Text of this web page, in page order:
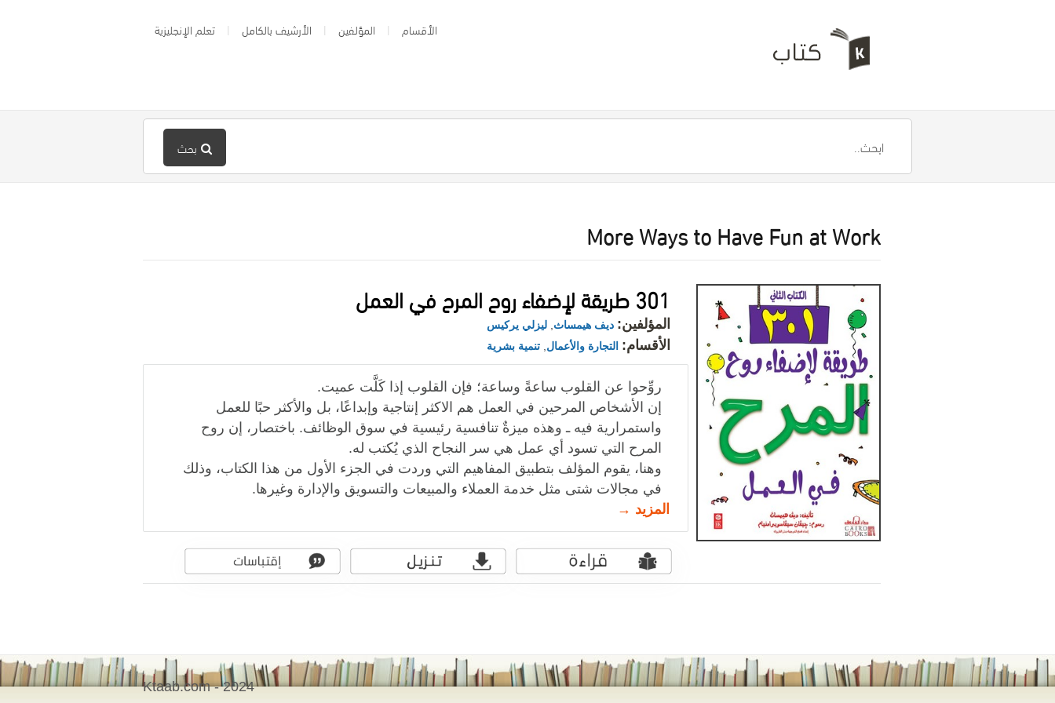
الأقسام المؤلفين الأرشيف بالكامل تعلم الإنجليزية
بحث
More Ways to Have Fun at Work
301 طريقة لإضفاء روح المرح في العمل
المؤلفين: ديف هيمساث ليزلي يركيس
الأقسام: التجارة والأعمال تنمية بشرية
روِّحوا عن القلوب ساعةً وساعة؛ فإن القلوب إذا كَلَّت عميت.
إن الأشخاص المرحين في العمل هم الاكثر إنتاجية وإبداعًا، بل والأكثر حبًا للعمل
واستمرارية فيه ـ وهذه ميزةٌ تنافسية رئيسية في سوق الوظائف. باختصار، إن روح
المرح التي تسود أي عمل هي سر النجاح الذي يُكتب له.
وهنا، يقوم المؤلف بتطبيق المفاهيم التي وردت في الجزء الأول من هذا الكتاب، وذلك
في مجالات شتى مثل خدمة العملاء والمبيعات والتسويق والإدارة وغيرها.
المزيد →
Ktaab.com - 2024